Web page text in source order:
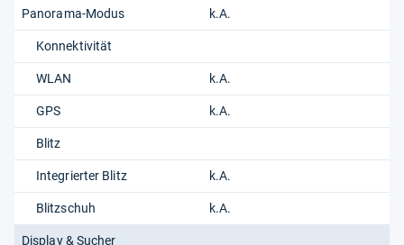
Panorama-Modus k.A.
Konnektivität
WLAN k.A.
GPS k.A.
Blitz
Integrierter Blitz k.A.
Blitzschuh k.A.
Display & Sucher